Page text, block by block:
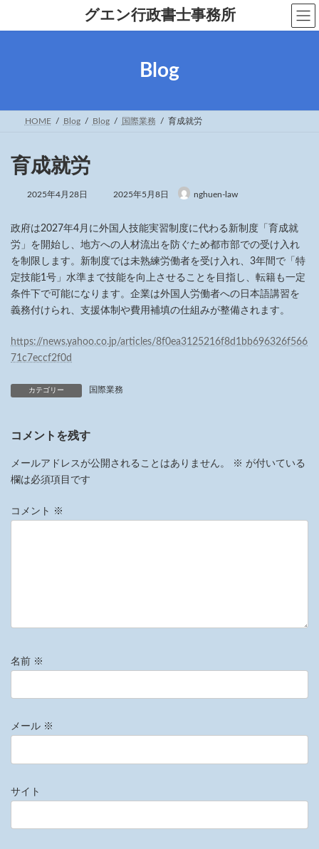
グエン行政書士事務所
Blog
HOME Blog Blog 国際業務 育成就労
育成就労
2025年4月28日 2025年5月8日 nghuen-law
政府は2027年4月に外国人技能実習制度に代わる新制度「育成就
労」を開始し、地方への人材流出を防ぐため都市部での受け入れ
を制限します。新制度では未熟練労働者を受け入れ、3年間で「特
定技能1号」水準まで技能を向上させることを目指し、転籍も一定
条件下で可能になります。企業は外国人労働者への日本語講習を
義務付けられ、支援体制や費用補填の仕組みが整備されます。
https://news.yahoo.co.jp/articles/8f0ea3125216f8d1bb696326f566
71c7eccf2f0d
カテゴリー 国際業務
コメントを残す
メールアドレスが公開されることはありません。 ※ が付いている
欄は必須項目です
コメント ※
名前 ※
メール ※
サイト